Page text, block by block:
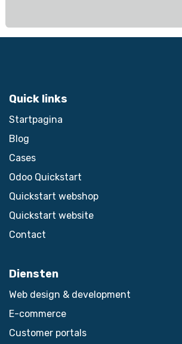
Quick links
Startpagina
Blog
Cases
Odoo Quickstart
Quickstart webshop
Quickstart website
Contact
Diensten
Web design & development
E-commerce
Customer portals